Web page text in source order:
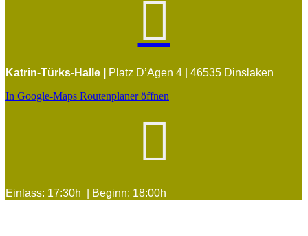

Katrin-Türks-Halle |
Platz D’Agen 4 | 46535 Dinslaken
In Google-Maps Routenplaner öffnen

Einlass: 17:30h | Beginn: 18:00h